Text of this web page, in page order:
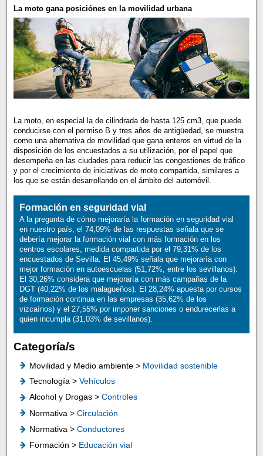
La moto gana posiciónes en la movilidad urbana
La moto, en especial la de cilindrada de hasta 125 cm3, que puede
conducirse con el permiso B y tres años de antigüedad, se muestra
como una alternativa de movilidad que gana enteros en virtud de la
disposición de los encuestados a su utilización, por el papel que
desempeña en las ciudades para reducir las congestiones de tráfico
y por el crecimiento de iniciativas de moto compartida, similares a
los que se están desarrollando en el ámbito del automóvil.
Formación en seguridad vial
A la pregunta de cómo mejoraría la formación en seguridad vial
en nuestro país, el 74,09% de las respuestas señala que se
debería mejorar la formación vial con más formación en los
centros escolares, medida compartida por el 79,31% de los
encuestados de Sevilla. El 45,49% señala que mejoraría con
mejor formación en autoescuelas (51,72%, entre los sevillanos).
El 30,26% considera que mejoraría con más campañas de la
DGT (40,22% de los malagueños). El 28,24% apuesta por cursos
de formación continua en las empresas (35,62% de los
vizcaínos) y el 27,55% por imponer sanciones o endurecerlas a
quien incumpla (31,03% de sevillanos).
Categoría/s
Movilidad y Medio ambiente > Movilidad sostenible
Tecnología > Vehículos
Alcohol y Drogas > Controles
Normativa > Circulación
Normativa > Conductores
Formación > Educación vial